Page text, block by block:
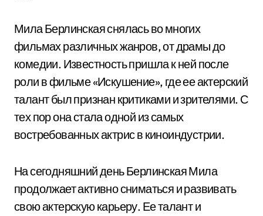
Мила Берлинская снялась во многих
фильмах различных жанров, от драмы до
комедии. Известность пришла к ней после
роли в фильме «Искушение», где ее актерский
талант был признан критиками и зрителями. С
тех пор она стала одной из самых
востребованных актрис в киноиндустрии.
На сегодняшний день Берлинская Мила
продолжает активно сниматься и развивать
свою актерскую карьеру. Ее талант и